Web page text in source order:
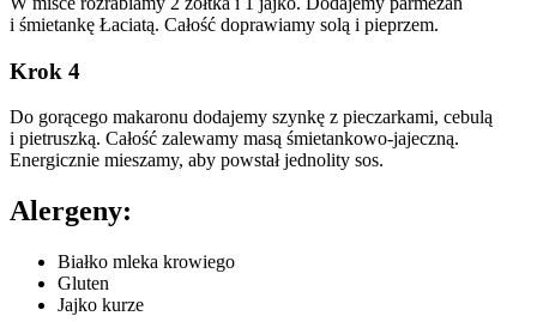
i śmietankę Łaciatą. Całość doprawiamy solą i pieprzem.
Krok 4
Do gorącego makaronu dodajemy szynkę z pieczarkami, cebulą
i pietruszką. Całość zalewamy masą śmietankowo-jajeczną.
Energicznie mieszamy, aby powstał jednolity sos.
Alergeny:
Białko mleka krowiego
Gluten
Jajko kurze